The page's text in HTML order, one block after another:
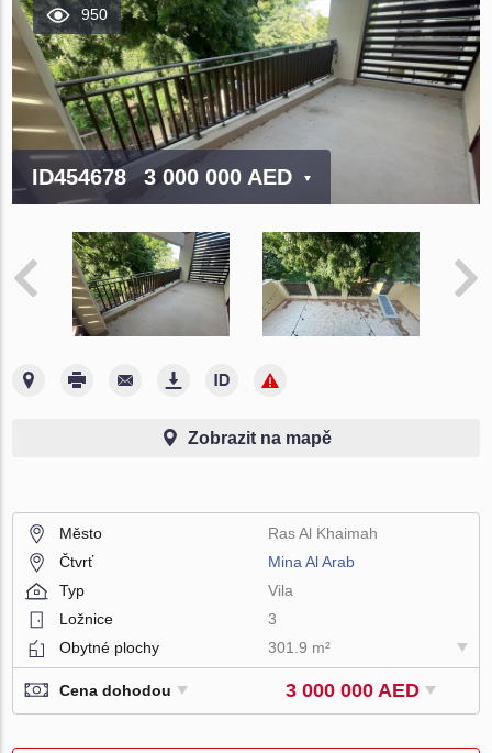
950
ID454678 3 000 000 AED
Zobrazit na mapě
Město
Ras Al Khaimah
Čtvrť
Mina Al Arab
Typ
Vila
Ložnice
3
Obytné plochy
301.9 m²
Cena dohodou 3 000 000 AED